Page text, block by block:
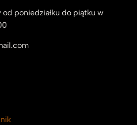
poniedziałku do piątku w